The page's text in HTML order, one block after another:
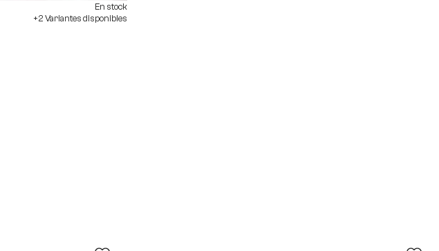
En stock
+2 Variantes disponibles